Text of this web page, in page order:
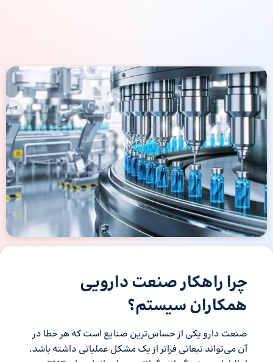
چرا راهکار صنعت دارویی
همکاران سیستم؟
صنعت دارو یکی از حساس‌ترین صنایع است که هر خطا در
آن می‌تواند تبعاتی فراتر از یک مشکل عملیاتی داشته باشد.